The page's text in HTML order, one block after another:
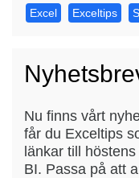
Excel Exceltips
Nu finns vårt
får du Exceltips
länkar till
BI. Passa på att